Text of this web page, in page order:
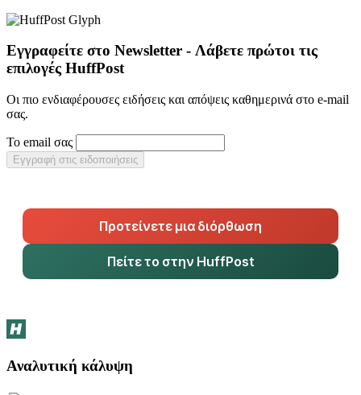
Εγγραφείτε στο Newsletter - Λάβετε πρώτοι τις
επιλογές HuffPost
Οι πιο ενδιαφέρουσες ειδήσεις και απόψεις καθημερινά στο e-mail
σας.
Το email σας
Εγγραφή στις ειδοποιήσεις
Προτείνετε μια διόρθωση
Πείτε το στην HuffPost
Αναλυτική κάλυψη